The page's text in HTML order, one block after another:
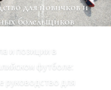
для новичков и
болельщиков
и позиции в
футболе:
руководство для